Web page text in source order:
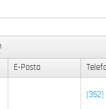
E-Posta
(352)